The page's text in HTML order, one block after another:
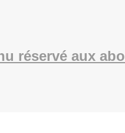
réservé aux